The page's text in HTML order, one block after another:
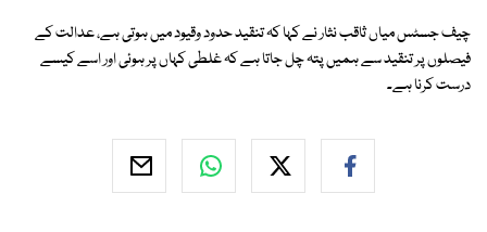
چیف جسٹس میاں ثاقب نثار نے کہا کہ تنقید حدود وقیود میں ہوتی ہے، عدالت کے
فیصلوں پر تنقید سے ہمیں پتہ چل جاتا ہے کہ غلطی کہاں پر ہوئی اور اسے کیسے
درست کرنا ہے۔